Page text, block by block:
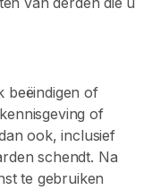
beëindigen of
of
ook, inclusief
schendt. Na
te gebruiken